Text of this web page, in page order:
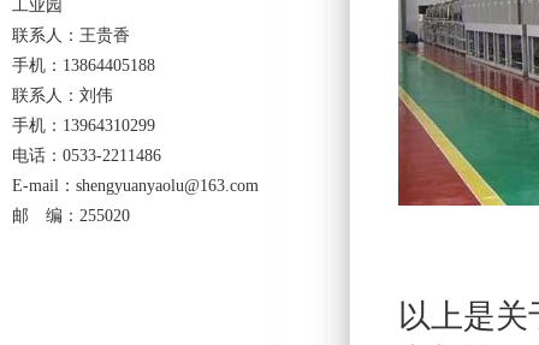
以上是关
工业园
联系人：王贵香
手机：13864405188
联系人：刘伟
手机：13964310299
电话：0533-2211486
E-mail：shengyuanyaolu@163.com
邮 编：255020